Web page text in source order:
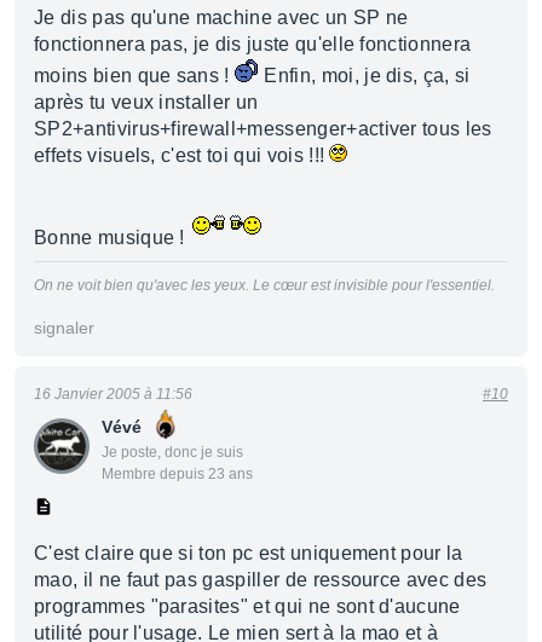
Je dis pas qu'une machine avec un SP ne
fonctionnera pas, je dis juste qu'elle fonctionnera
moins bien que sans !
Enfin, moi, je dis, ça, si
après tu veux installer un
SP2+antivirus+firewall+messenger+activer tous les
effets visuels, c'est toi qui vois !!!
Bonne musique !
On ne voit bien qu'avec les yeux. Le cœur est invisible pour l'essentiel.
signaler
Vévé
Je poste, donc je suis
Membre depuis 23 ans
16 Janvier 2005 à 11:56 #10
C'est claire que si ton pc est uniquement pour la
mao, il ne faut pas gaspiller de ressource avec des
programmes "parasites" et qui ne sont d'aucune
utilité pour l'usage. Le mien sert à la mao et à